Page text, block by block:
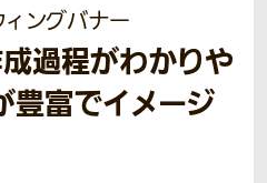
ングバナー
過程がわかりや
豊富でイメージ